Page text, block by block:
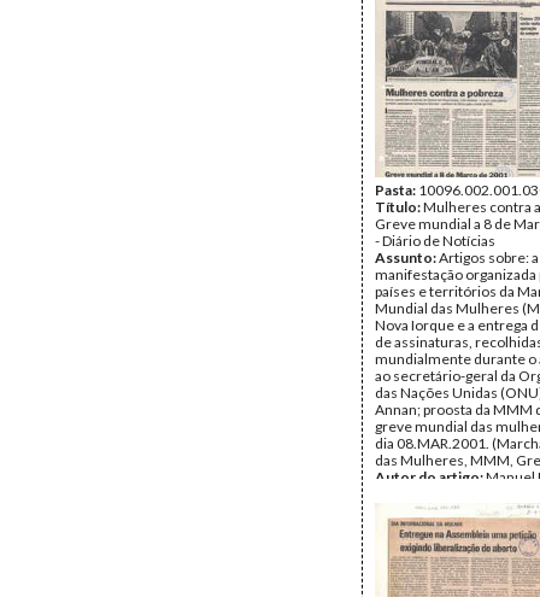
Pasta:
Título:Mulheres contra
Greve mundial a 8 de
- Diário de Notícias
Assunto:Artigos sobre: a
manifestação organizada
países e territórios da
Mundial das Mulheres
Nova Iorque e a entrega
de assinaturas,
mundialmente durante o
ao secretário-geral da
das Nações Unidas
Annan; proosta da MMM
greve mundial das
dia 08.MAR.2001.
das Mulheres, MMM,
Autor do artigo:Manuel
Quarta, 18 de
Fundo:UMAR
Tipo Documental:
Página(s):1